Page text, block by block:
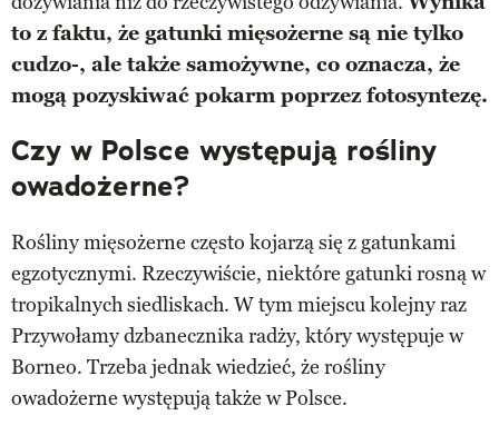
to z faktu, że gatunki mięsożerne są nie tylko
cudzo-, ale także samożywne, co oznacza, że
mogą pozyskiwać pokarm poprzez fotosyntezę.
Czy w Polsce występują rośliny
owadożerne?
Rośliny mięsożerne często kojarzą się z gatunkami
egzotycznymi. Rzeczywiście, niektóre gatunki rosną w
tropikalnych siedliskach. W tym miejscu kolejny raz
Przywołamy dzbanecznika radży, który występuje w
Borneo. Trzeba jednak wiedzieć, że rośliny
owadożerne występują także w Polsce.